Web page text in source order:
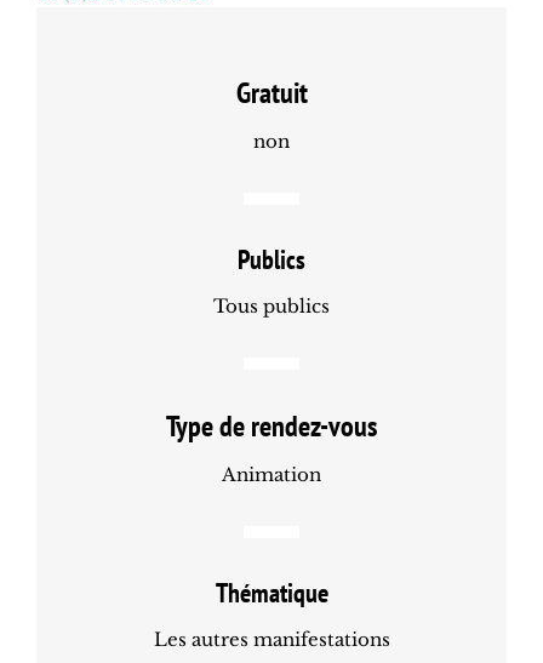
Gratuit
non
Publics
Tous publics
Type de rendez-vous
Animation
Thématique
Les autres manifestations